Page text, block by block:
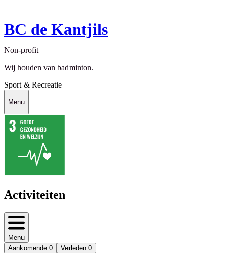
BC de Kantjils
Non-profit
Wij houden van badminton.
Sport & Recreatie
Menu
Activiteiten
Menu
Aankomende 0 Verleden 0